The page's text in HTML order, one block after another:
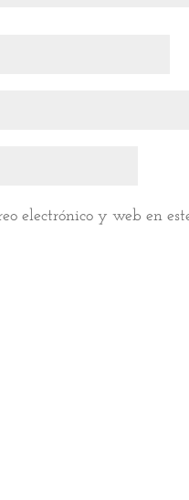
electrónico y web en